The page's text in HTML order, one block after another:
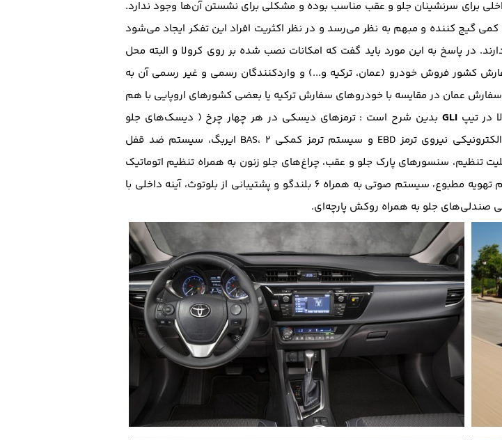
برای سرنشینان جلو و عقب مناسب بوده و مشکلی برای نشستن آن‌ها وجود ندارد.
کمی گیج کننده و مبهم به نظر می‌رسد و در نظر اکثریت افراد این تفکر ایجاد می‌شود
در پاسخ به این مورد باید گفت که امکانات نصب شده بر روی کرولا و البته محل
کشور فروش خودرو (عمان، ترکیه و...) و وارد‌کنندگان رسمی و غیر رسمی آن به
عمان در مقایسه با خودرو‌های سفارش ترکیه یا بعضی کشور‌های اروپایی با هم
در تیپGLI بدین شرح است : ترمز‌های دیسکی در هر چهار چرخ ( دیسک‌های جلو
و سیستم توزیع الکترونیکی نیروی ترمز EBD و سیستم ترمز کمکی BAS، 2 ایربگ، سیستم ضد قفل
تنظیم، سنسور‌های پارک جلو و عقب، چراغ‌های جلو زنون به همراه تنظیم اتوماتیک
، سیستم تهویه مطبوع، سیستم صوتی به همراه 6 بلندگو و پشتیبانی از بلوتوث، آینه داخلی با
صندلی‌های جلو به همراه روکش پارچه‌ای.